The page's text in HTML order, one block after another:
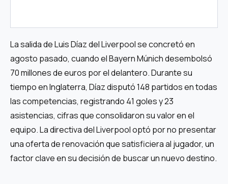
La salida de Luis Díaz del Liverpool se concretó en
agosto pasado, cuando el Bayern Múnich desembolsó
70 millones de euros por el delantero. Durante su
tiempo en Inglaterra, Díaz disputó 148 partidos en todas
las competencias, registrando 41 goles y 23
asistencias, cifras que consolidaron su valor en el
equipo. La directiva del Liverpool optó por no presentar
una oferta de renovación que satisficiera al jugador, un
factor clave en su decisión de buscar un nuevo destino.